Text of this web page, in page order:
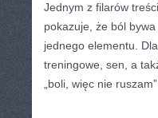
Jednym z filarów
pokazuje, że ból
jednego elementu.
treningowe, sen, a
„boli, więc nie